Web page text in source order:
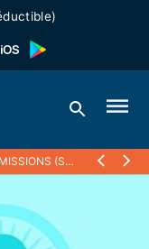
(SOUVENIRS) ❯